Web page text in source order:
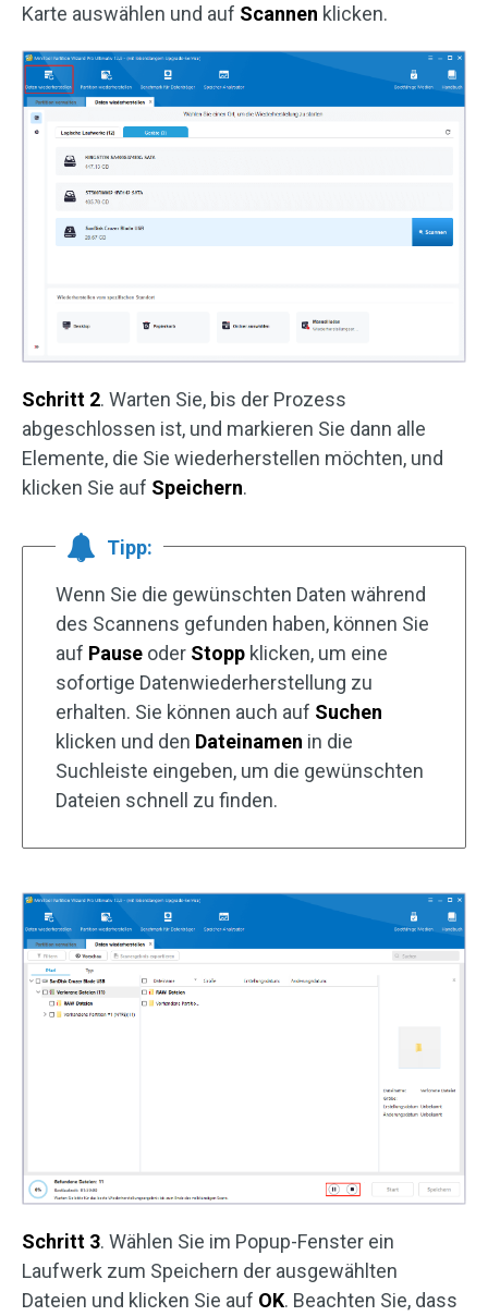
Karte auswählen und auf Scannen klicken.
Schritt 2. Warten Sie, bis der Prozess
abgeschlossen ist, und markieren Sie dann alle
Elemente, die Sie wiederherstellen möchten, und
klicken Sie auf Speichern.
Tipp:
Wenn Sie die gewünschten Daten während
des Scannens gefunden haben, können Sie
auf Pause oder Stopp klicken, um eine
sofortige Datenwiederherstellung zu
erhalten. Sie können auch auf Suchen
klicken und den Dateinamen in die
Suchleiste eingeben, um die gewünschten
Dateien schnell zu finden.
Schritt 3. Wählen Sie im Popup-Fenster ein
Laufwerk zum Speichern der ausgewählten
Dateien und klicken Sie auf OK. Beachten Sie, dass